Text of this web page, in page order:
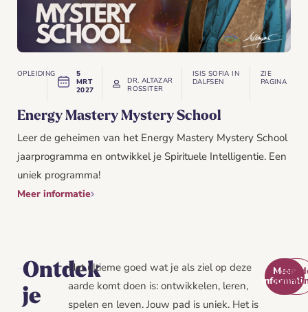
OPLEIDING
5
MRT
2027
DR. ALTAZAR
ROSSITER
ISIS SOFIA IN
DALFSEN
ZIE
PAGINA
Energy Mastery Mystery School
Leer de geheimen van het Energy Mastery Mystery School
jaarprogramma en ontwikkel je Spirituele Intelligentie. Een
uniek programma!
Meer informatie
Ontdek
je
Het ultieme goed wat je als ziel op deze
aarde komt doen is: ontwikkelen, leren,
spelen en leven. Jouw pad is uniek. Het is
Meer
informatie
Join